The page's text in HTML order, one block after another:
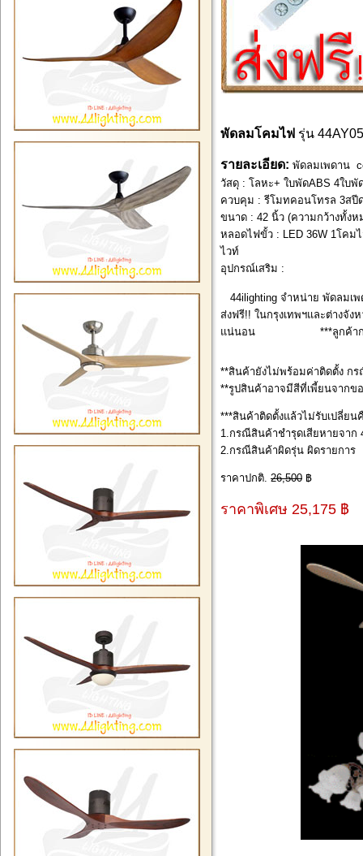
พัดลมโคมไฟ รุ่น
รายละเอียด: พัดลมเพดาน
วัสดุ : โลหะ+ ใบพัดABS 4ใบพั
ควบคุม : รีโมทคอนโทรล 3สปี
ขนาด : 42 นิ้ว (ความกว้างทั้งห
หลอดไฟขั้ว : LED 36W 1โคม
ไวท์
อุปกรณ์เสริม :
44ilighting จำหน่าย พัดลมเ
ส่งฟรี!! ในกรุงเทพฯและต่างจั
แน่นอน ***ลูกค้ากรุงเท
**สินค้ายังไม่พร้อมค่าติดตั้ง ก
**รูปสินค้าอาจมีสีที่เพี้ยนจากขอ
***สินค้าติดตั้งแล้วไม่รับเปลี่ย
1.กรณีสินค้าชำรุดเสียหายจาก
2.กรณีสินค้าผิดรุ่น ผิดรายการ
ราคาปกติ. 26,500 ฿
ราคาพิเศษ 25,175 ฿